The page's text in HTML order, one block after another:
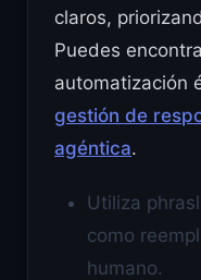
claros,
Puedes
automatización
gestión de
agéntica.
Utiliza
como
humano.